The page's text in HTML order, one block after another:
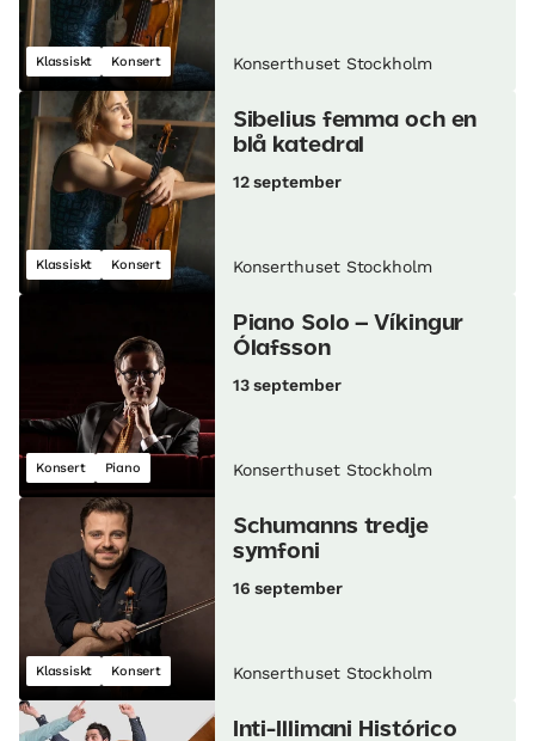
Klassiskt Konsert Konserthuset Stockholm
Klassiskt Konsert
Sibelius femma och en
blå katedral
12 september
Konserthuset Stockholm
Konsert Piano
Piano Solo – Víkingur
Ólafsson
13 september
Konserthuset Stockholm
Klassiskt Konsert
Schumanns tredje
symfoni
16 september
Konserthuset Stockholm
Inti-Illimani Histórico